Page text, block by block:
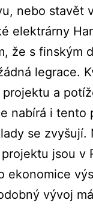
nebo stavět
elektrárny
že s finským
legrace.
a
nabírá i tento
se zvyšují.
jsou v
ekonomice
vývoj